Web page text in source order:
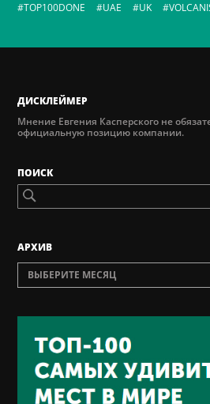
TOP100DONE
UAE UK
ДИСКЛЕЙМЕР
Мнение Евгения Касперского не
официальную позицию компании.
ПОИСК
AРХИВ
ВЫБЕРИТЕ МЕСЯЦ